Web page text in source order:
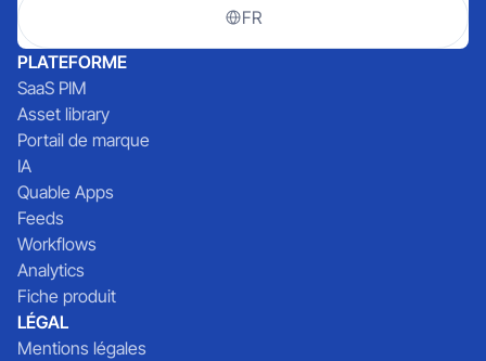
FR
PLATEFORME
SaaS PIM
Asset library
Portail de marque
IA
Quable Apps
Feeds
Workflows
Analytics
Fiche produit
LÉGAL
Mentions légales